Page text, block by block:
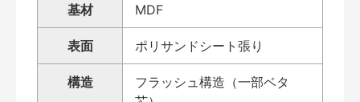
基材 MDF
表面 ポリサンドシート張り
構造
フラッシュ構造（一部ベタ